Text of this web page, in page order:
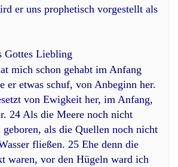
er uns prophetisch vorgestellt als
Gottes Liebling
mich schon gehabt im Anfang
er etwas schuf, von Anbeginn her.
von Ewigkeit her, im Anfang,
24 Als die Meere noch nicht
als die Quellen noch nicht
fließen. 25 Ehe denn die
waren, vor den Hügeln ward ich